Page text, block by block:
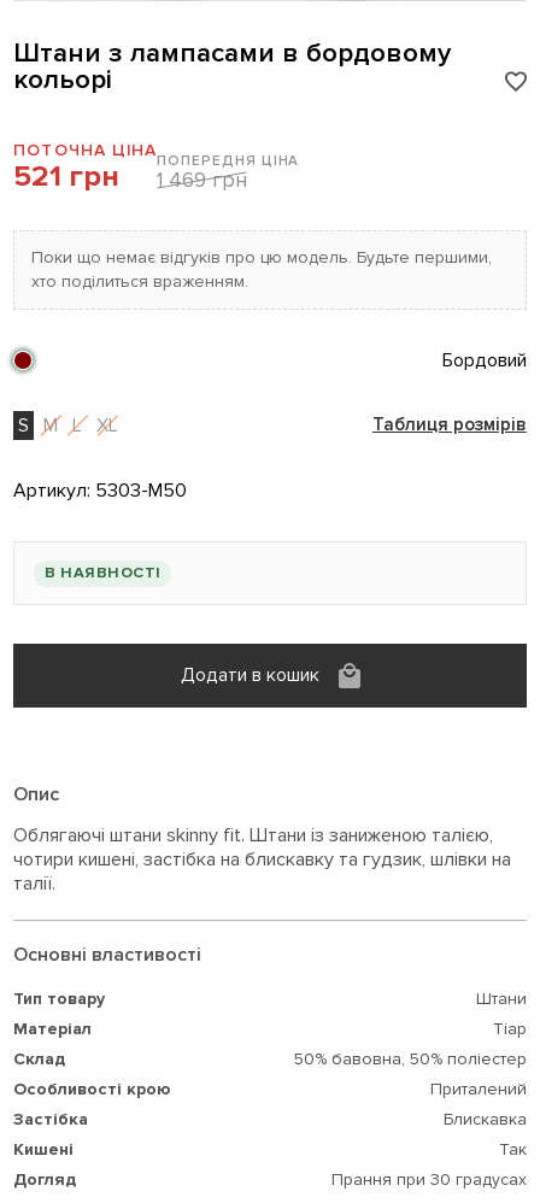
Штани з лампасами в бордовому
кольорі
ПОТОЧНА ЦІНА
521 грн ПОПЕРЕДНЯ ЦІНА
1 469 грн
Поки що немає відгуків про цю модель. Будьте першими,
хто поділиться враженням.
Бордовий
S M L XL Таблиця розмірів
Артикул: 5303-M50
В НАЯВНОСТІ
Додати в кошик
Опис
Облягаючі штани skinny fit. Штани із заниженою талією,
чотири кишені, застібка на блискавку та гудзик, шлівки на
талії.
Основні властивості
Тип товару
Штани
Матеріал
Тіар
Склад
50% бавовна, 50% поліестер
Особливості крою
Приталений
Застібка
Блискавка
Кишені
Так
Догляд
Прання при 30 градусах